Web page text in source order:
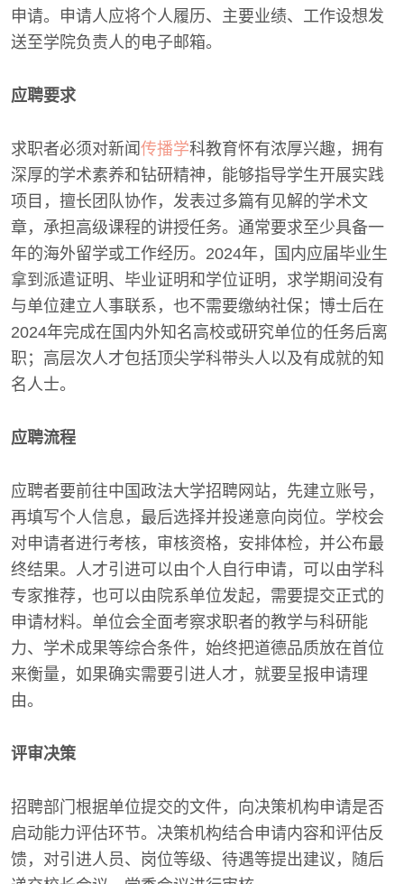
申请。申请人应将个人履历、主要业绩、工作设想发
送至学院负责人的电子邮箱。
应聘要求
求职者必须对新闻 传播学科教育怀有浓厚兴趣，拥有
深厚的学术素养和钻研精神，能够指导学生开展实践
项目，擅长团队协作，发表过多篇有见解的学术文
章，承担高级课程的讲授任务。通常要求至少具备一
年的海外留学或工作经历。2024年，国内应届毕业生
拿到派遣证明、毕业证明和学位证明，求学期间没有
与单位建立人事联系，也不需要缴纳社保；博士后在
2024年完成在国内外知名高校或研究单位的任务后离
职；高层次人才包括顶尖学科带头人以及有成就的知
名人士。
应聘流程
应聘者要前往中国政法大学招聘网站，先建立账号，
再填写个人信息，最后选择并投递意向岗位。学校会
对申请者进行考核，审核资格，安排体检，并公布最
终结果。人才引进可以由个人自行申请，可以由学科
专家推荐，也可以由院系单位发起，需要提交正式的
申请材料。单位会全面考察求职者的教学与科研能
力、学术成果等综合条件，始终把道德品质放在首位
来衡量，如果确实需要引进人才，就要呈报申请理
由。
评审决策
招聘部门根据单位提交的文件，向决策机构申请是否
启动能力评估环节。决策机构结合申请内容和评估反
馈，对引进人员、岗位等级、待遇等提出建议，随后